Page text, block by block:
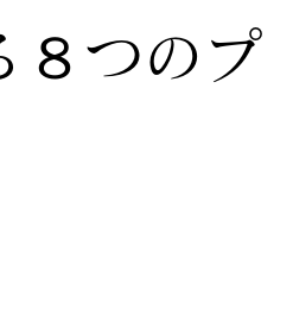
８つのプ